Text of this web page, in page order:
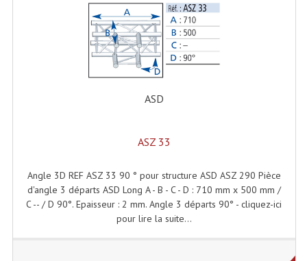
Câbles Module, Cables Audio
Câble Multi-Paires Audio
Câbles Enceintes
Connectiques, Prises Etc...
Divers Bricolage
Haut-Parleurs Origine Sav
ASD
ASZ 33
Angle 3D REF ASZ 33 90 ° pour structure ASD ASZ 290 Pièce
d'angle 3 départs ASD Long A - B - C - D : 710 mm x 500 mm /
C -- / D 90°. Epaisseur : 2 mm. Angle 3 départs 90° - cliquez-ici
pour lire la suite...